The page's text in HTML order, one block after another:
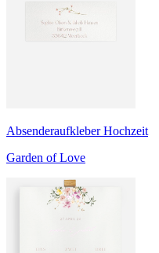
Absenderaufkleber Hochzeit
Garden of Love